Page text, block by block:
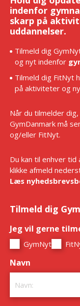
indenfor
skarp på
uddannelser.
Tilmeld dig
og nyt indenfor
Tilmeld dig FitNyt
på aktiviteter og
Når du tilmelder
GymDanmark må
og/eller FitNyt.
Du kan til enhver
klikke afmeld
Læs
Tilmeld dig
Jeg vil gerne
GymNyt
Navn